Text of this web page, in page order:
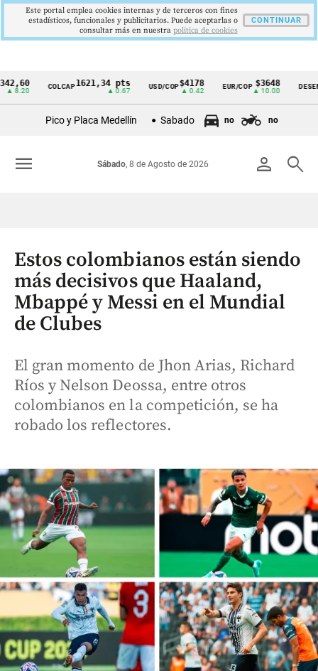
Cintillo
Colombia
COLCAP1621,34 pts USD/COP$4178
▲ 0.42
EUR/COP $3648
▲ 10.00
DESEMPLEO
Pico y Placa Medellín Sabado no no
person search
Sábado, 8 de Agosto de 2026
menu
Estos colombianos están siendo
más decisivos que Haaland,
Mbappé y Messi en el Mundial
de Clubes
El gran momento de Jhon Arias, Richard
Ríos y Nelson Deossa, entre otros
colombianos en la competición, se ha
robado los reflectores.
Este portal emplea cookies internas y de terceros con fines
estadísticos, funcionales y publicitarios. Puede aceptarlas o
consultar más en nuestra politica de cookies
CONTINUAR